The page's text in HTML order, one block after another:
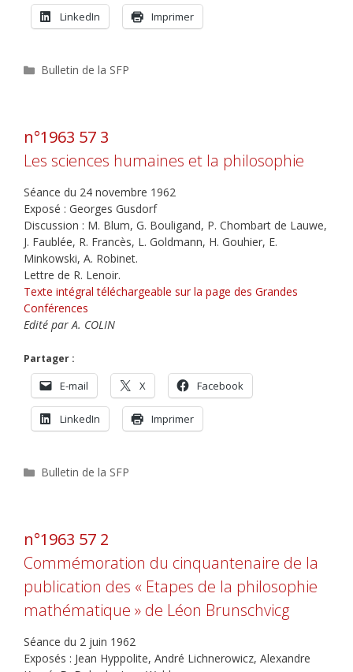
LinkedIn Imprimer
Catégories
Bulletin de la SFP
n°1963 57 3
Les sciences humaines et la philosophie
Séance du 24 novembre 1962
Exposé : Georges Gusdorf
Discussion : M. Blum, G. Bouligand, P. Chombart de Lauwe,
J. Faublée, R. Francès, L. Goldmann, H. Gouhier, E.
Minkowski, A. Robinet.
Lettre de R. Lenoir.
Texte intégral téléchargeable sur la page des Grandes
Conférences
Edité par A. COLIN
Partager :
E-mail X Facebook
LinkedIn Imprimer
Catégories
Bulletin de la SFP
n°1963 57 2
Commémoration du cinquantenaire de la
publication des « Etapes de la philosophie
mathématique » de Léon Brunschvicg
Séance du 2 juin 1962
Exposés : Jean Hyppolite, André Lichnerowicz, Alexandre